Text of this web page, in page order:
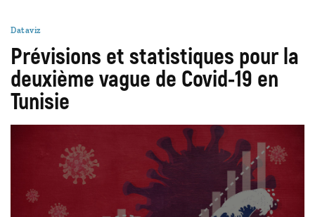
Dataviz
Prévisions et statistiques pour la
deuxième vague de Covid-19 en
Tunisie